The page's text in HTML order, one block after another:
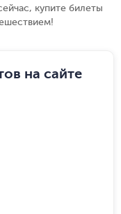
купите билеты
на сайте